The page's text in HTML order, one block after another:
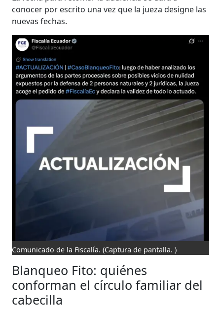
conocer por escrito una vez que la jueza designe las
nuevas fechas.
Comunicado de la Fiscalía.(Captura de pantalla. )
Blanqueo Fito: quiénes
conforman el círculo familiar del
cabecilla